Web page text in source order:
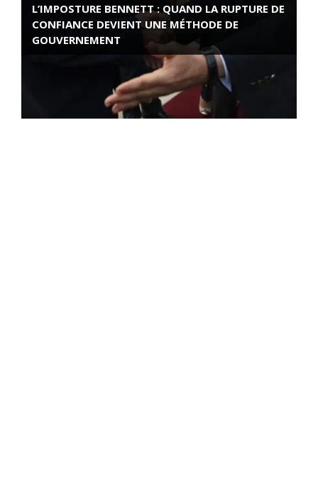
L’IMPOSTURE BENNETT : QUAND LA RUPTURE DE
CONFIANCE DEVIENT UNE MÉTHODE DE
GOUVERNEMENT
ROSE VALLAND, HEROÏNE DE LA RESISTANCE